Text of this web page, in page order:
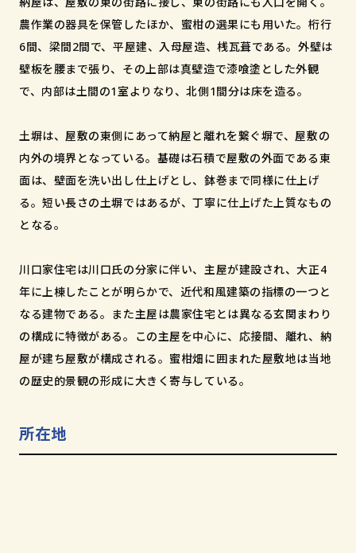
農作業の器具を保管したほか、蜜柑の選果にも用いた。桁行
6間、梁間2間で、平屋建、入母屋造、桟瓦葺である。外壁は
壁板を腰まで張り、その上部は真壁造で漆喰塗とした外観
で、内部は土間の1室よりなり、北側1間分は床を造る。
土塀は、屋敷の東側にあって納屋と離れを繋ぐ塀で、屋敷の
内外の境界となっている。基礎は石積で屋敷の外面である東
面は、壁面を洗い出し仕上げとし、鉢巻まで同様に仕上げ
る。短い長さの土塀ではあるが、丁寧に仕上げた上質なもの
となる。
川口家住宅は川口氏の分家に伴い、主屋が建設され、大正4
年に上棟したことが明らかで、近代和風建築の指標の一つと
なる建物である。また主屋は農家住宅とは異なる玄関まわり
の構成に特徴がある。この主屋を中心に、応接間、離れ、納
屋が建ち屋敷が構成される。蜜柑畑に囲まれた屋敷地は当地
の歴史的景観の形成に大きく寄与している。
所在地